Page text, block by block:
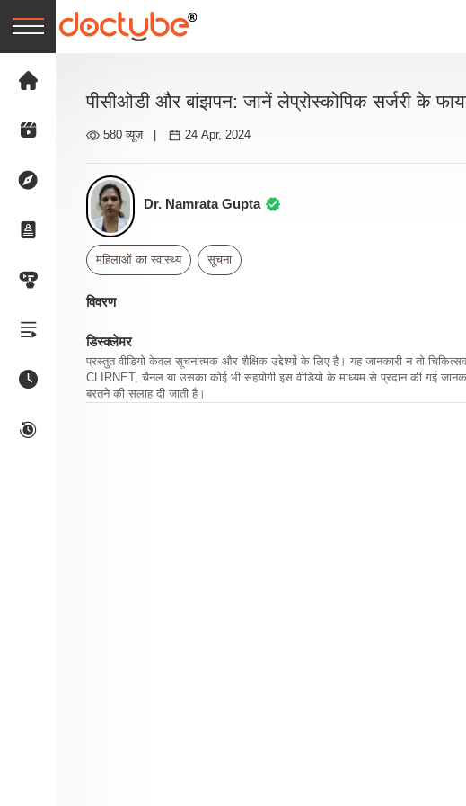
पीसीओडी और बांझपन: जानें लेप्रोस्कोपिक सर्जरी के
580 व्यूज़ 24 Apr, 2024
Dr. Namrata Gupta
महिलाओं का स्वास्थ्य सूचना
विवरण
डिस्क्लेमर
प्रस्तुत वीडियो केवल सूचनात्मक और शैक्षिक उद्देश्यों के लिए है। यह जानकारी न तो
CLIRNET, चैनल या उसका कोई भी सहयोगी इस वीडियो के माध्यम से प्रदान की गई
बरतने की सलाह दी जाती है।